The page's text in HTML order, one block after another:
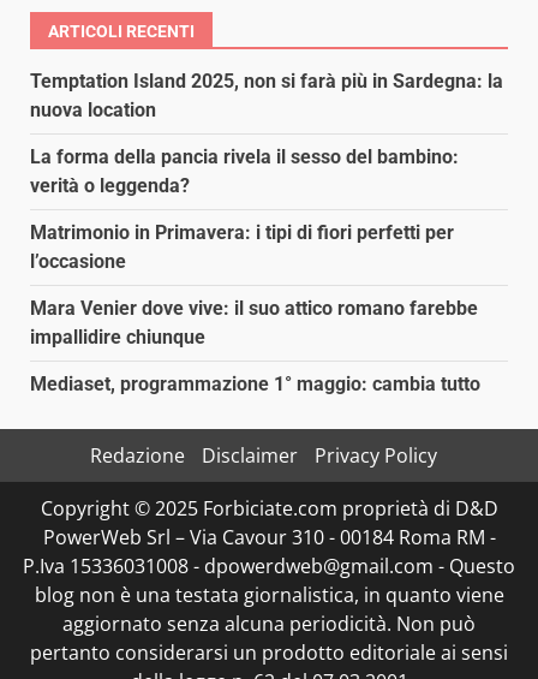
ARTICOLI RECENTI
Temptation Island 2025, non si farà più in Sardegna: la
nuova location
La forma della pancia rivela il sesso del bambino:
verità o leggenda?
Matrimonio in Primavera: i tipi di fiori perfetti per
l’occasione
Mara Venier dove vive: il suo attico romano farebbe
impallidire chiunque
Mediaset, programmazione 1° maggio: cambia tutto
Redazione Disclaimer
Privacy Policy
Copyright © 2025 Forbiciate.com proprietà di D&D
PowerWeb Srl – Via Cavour 310 - 00184 Roma RM -
P.Iva 15336031008 - dpowerdweb@gmail.com - Questo
blog non è una testata giornalistica, in quanto viene
aggiornato senza alcuna periodicità. Non può
pertanto considerarsi un prodotto editoriale ai sensi